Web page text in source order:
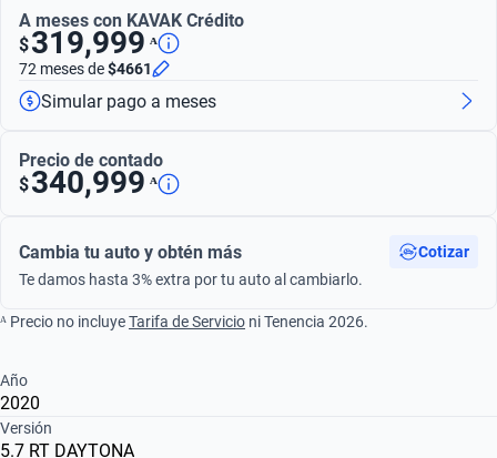
A meses con KAVAK Crédito
$319,999 ᴬ
72 mesesde$4661
Simular pago a meses
Precio de contado
$340,999 ᴬ
Cambia tu auto y obtén más
Cotizar
Te damos hasta 3% extra por tu auto al cambiarlo.
ᴬ Precio no incluyeTarifa de Servicio ni Tenencia 2026.
Año
2020
Versión
5.7 RT DAYTONA